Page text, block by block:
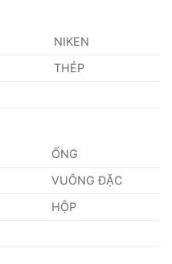
NIKEN
THÉP
ỐNG
VUÔNG ĐẶC
HỘP